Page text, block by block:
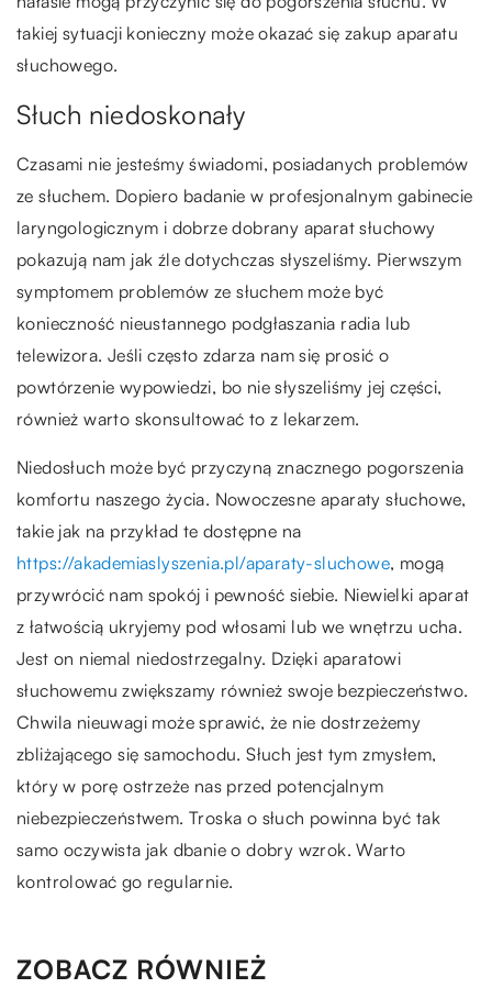
takiej sytuacji konieczny może okazać się zakup aparatu
słuchowego.
Słuch niedoskonały
Czasami nie jesteśmy świadomi, posiadanych problemów
ze słuchem. Dopiero badanie w profesjonalnym gabinecie
laryngologicznym i dobrze dobrany aparat słuchowy
pokazują nam jak źle dotychczas słyszeliśmy. Pierwszym
symptomem problemów ze słuchem może być
konieczność nieustannego podgłaszania radia lub
telewizora. Jeśli często zdarza nam się prosić o
powtórzenie wypowiedzi, bo nie słyszeliśmy jej części,
również warto skonsultować to z lekarzem.
Niedosłuch może być przyczyną znacznego pogorszenia
komfortu naszego życia. Nowoczesne aparaty słuchowe,
takie jak na przykład te dostępne na
https://akademiaslyszenia.pl/aparaty-sluchowe, mogą
przywrócić nam spokój i pewność siebie. Niewielki aparat
z łatwością ukryjemy pod włosami lub we wnętrzu ucha.
Jest on niemal niedostrzegalny. Dzięki aparatowi
słuchowemu zwiększamy również swoje bezpieczeństwo.
Chwila nieuwagi może sprawić, że nie dostrzeżemy
zbliżającego się samochodu. Słuch jest tym zmysłem,
który w porę ostrzeże nas przed potencjalnym
niebezpieczeństwem. Troska o słuch powinna być tak
samo oczywista jak dbanie o dobry wzrok. Warto
kontrolować go regularnie.
ZOBACZ RÓWNIEŻ